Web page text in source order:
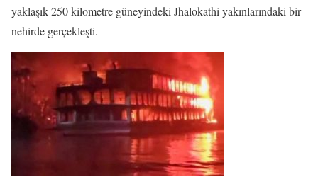
yaklaşık 250 kilometre güneyindeki Jhalokathi yakınlarındaki bir
nehirde gerçekleşti.